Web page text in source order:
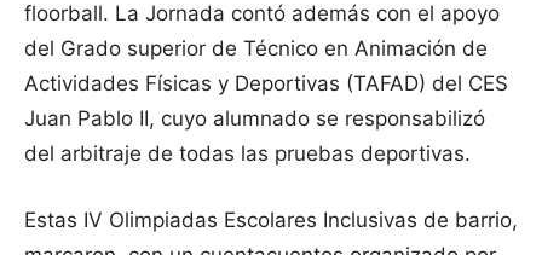
floorball. La Jornada contó además con el apoyo
del Grado superior de Técnico en Animación de
Actividades Físicas y Deportivas (TAFAD) del CES
Juan Pablo II, cuyo alumnado se responsabilizó
del arbitraje de todas las pruebas deportivas.
Estas IV Olimpiadas Escolares Inclusivas de barrio,